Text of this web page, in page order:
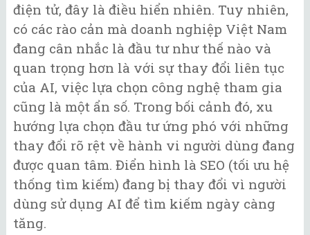
điện tử, đây là điều hiển nhiên. Tuy nhiên,
có các rào cản mà doanh nghiệp Việt Nam
đang cân nhắc là đầu tư như thế nào và
quan trọng hơn là với sự thay đổi liên tục
của AI, việc lựa chọn công nghệ tham gia
cũng là một ẩn số. Trong bối cảnh đó, xu
hướng lựa chọn đầu tư ứng phó với những
thay đổi rõ rệt về hành vi người dùng đang
được quan tâm. Điển hình là SEO (tối ưu hệ
thống tìm kiếm) đang bị thay đổi vì người
dùng sử dụng AI để tìm kiếm ngày càng
tăng.